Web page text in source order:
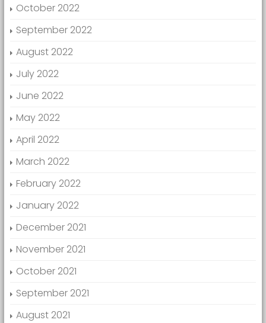
October 2022
September 2022
August 2022
July 2022
June 2022
May 2022
April 2022
March 2022
February 2022
January 2022
December 2021
November 2021
October 2021
September 2021
August 2021